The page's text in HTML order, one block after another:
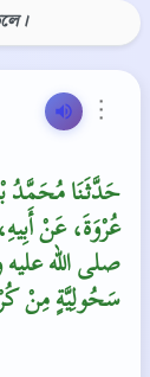
⋮
حَدَّثَنَا مُحَمَّدُ
عُرْوَةَ، عَنْ
صلى الله
سَحُولِيَّةٍ مِنْ